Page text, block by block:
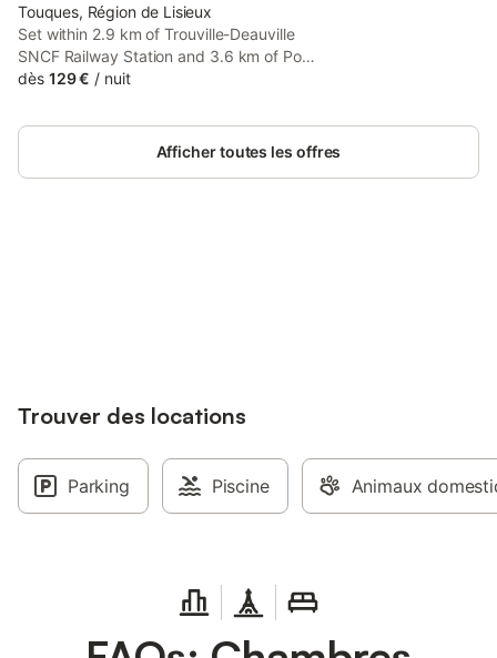
Touques, Région de Lisieux
Set within 2.9 km of Trouville-Deauville
SNCF Railway Station and 3.6 km of Port
Morny, La Dame de Coeur Deauville,
rooms with air conditioning and a private
bathroom in Touques.
dès 129 € / nuit
Afficher toutes les offres
Trouver des locations
Parking Piscine Animaux